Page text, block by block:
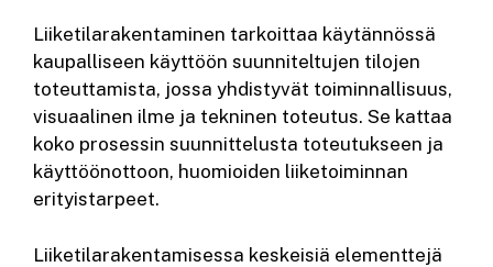
Liiketilarakentaminen tarkoittaa käytännössä
kaupalliseen käyttöön suunniteltujen tilojen
toteuttamista, jossa yhdistyvät toiminnallisuus,
visuaalinen ilme ja tekninen toteutus. Se kattaa
koko prosessin suunnittelusta toteutukseen ja
käyttöönottoon, huomioiden liiketoiminnan
erityistarpeet.
Liiketilarakentamisessa keskeisiä elementtejä